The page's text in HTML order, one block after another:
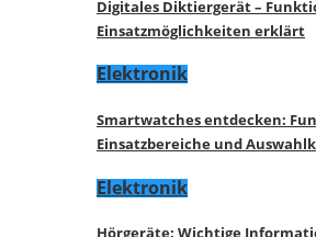
Digitales Diktiergerät –
Einsatzmöglichkeiten erklärt
Elektronik
Smartwatches entdecken:
Einsatzbereiche und
Elektronik